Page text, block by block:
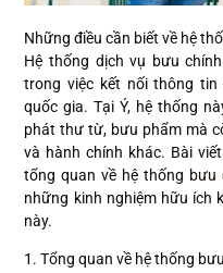
Những điều cần biết về hệ
Hệ thống dịch vụ bưu
trong việc kết nối thông
quốc gia. Tại Ý, hệ thống
phát thư từ, bưu phẩm mà
và hành chính khác. Bài
tổng quan về hệ thống bưu
những kinh nghiệm hữu ích
này.
1. Tổng quan về hệ thống